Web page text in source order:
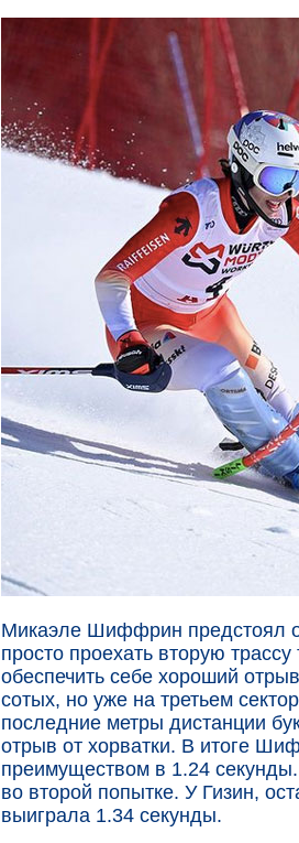
Микаэле Шиффрин предстоял
просто проехать вторую
обеспечить себе хороший
сотых, но уже на третьем
последние метры дистанции
отрыв от хорватки. В итоге
преимуществом в 1.24
во второй попытке. У Гизин,
выиграла 1.34 секунды.